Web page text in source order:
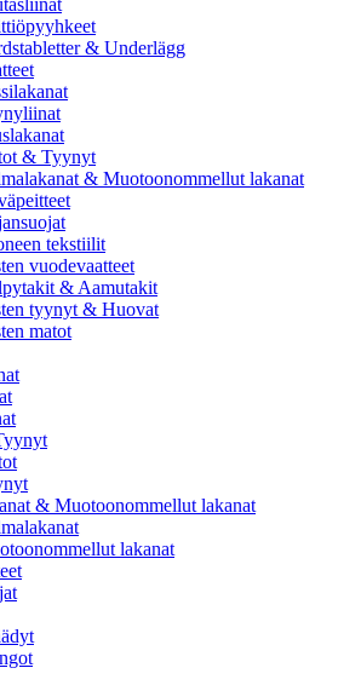
& Underlägg
& Tyynyt
& Muotoonommellut lakanat
tekstiilit
vuodevaatteet
& Aamutakit
tyynyt & Huovat
matot
& Muotoonommellut lakanat
lakanat